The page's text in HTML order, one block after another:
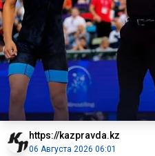
https://kazpravda.kz
06 Августа 2026 06:01